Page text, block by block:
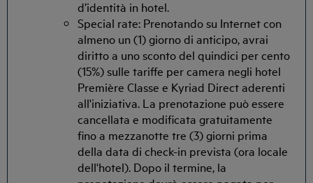
d’identità in hotel.
Special rate: Prenotando su Internet con
almeno un (1) giorno di anticipo, avrai
diritto a uno sconto del quindici per cento
(15%) sulle tariffe per camera negli hotel
Première Classe e Kyriad Direct aderenti
all'iniziativa. La prenotazione può essere
cancellata e modificata gratuitamente
fino a mezzanotte tre (3) giorni prima
della data di check-in prevista (ora locale
dell'hotel). Dopo il termine, la